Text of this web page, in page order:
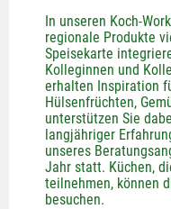
In unseren Koch-
regionale Produkte
Speisekarte
Kolleginnen und
erhalten Inspiration
Hülsenfrüchten,
unterstützen Sie
langjähriger
unseres
Jahr statt. Küchen,
teilnehmen, können
besuchen.